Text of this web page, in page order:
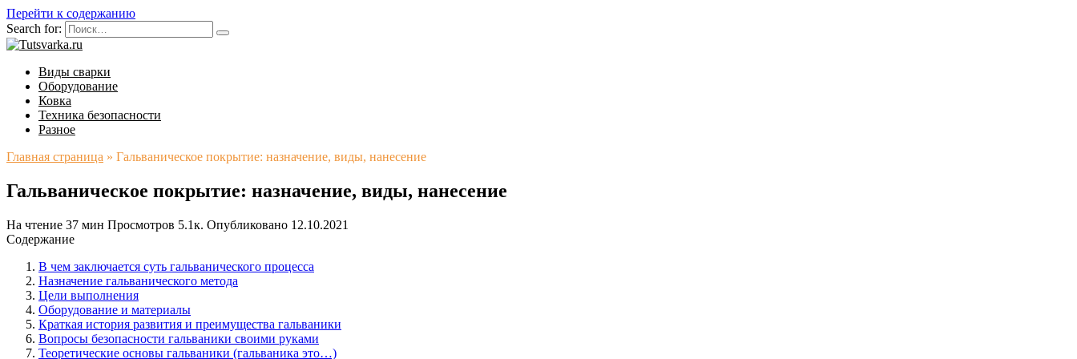
Перейти к содержанию
Search for:
Виды сварки
Оборудование
Ковка
Техника безопасности
Разное
Главная страница » Гальваническое покрытие: назначение, виды, нанесение
Гальваническое покрытие: назначение, виды, нанесение
На чтение 37 мин Просмотров 5.1к. Опубликовано 12.10.2021
Содержание
В чем заключается суть гальванического процесса
Назначение гальванического метода
Цели выполнения
Оборудование и материалы
Краткая история развития и преимущества гальваники
Вопросы безопасности гальваники своими руками
Теоретические основы гальваники (гальваника это…)